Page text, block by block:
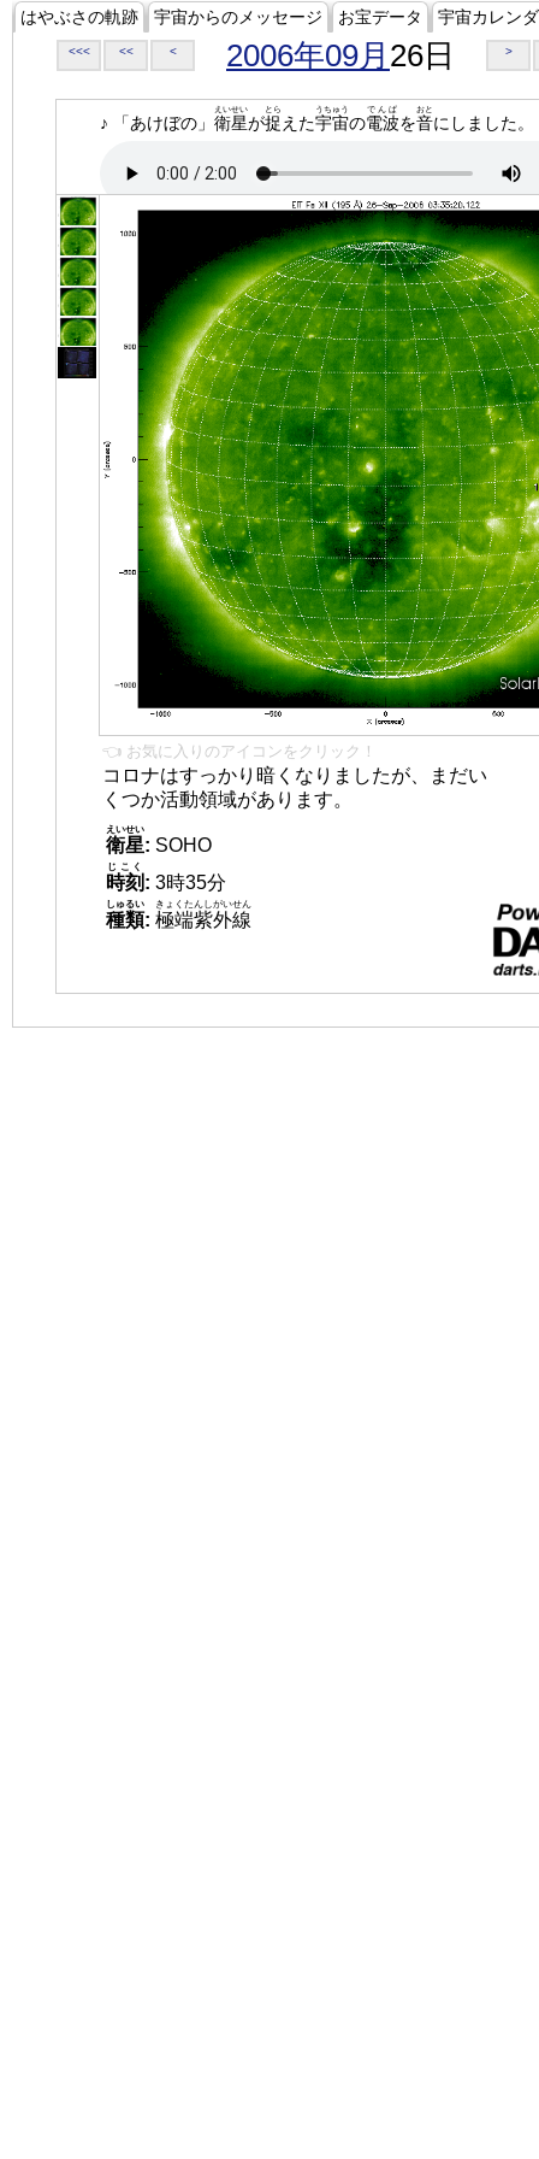
はやぶさの軌跡 宇宙からのメッセージ お宝データ 宇宙カレン
<<< << < 2006年09月 26日 >
♪ 「あけぼの」 衛星
えいせい
が捉
とら
えた宇宙
うちゅう
の電波
でんぱ
を音
おと
にしました。
👈 お気に入りのアイコンをクリック！
コロナはすっかり暗くなりましたが、まだい
くつか活動領域があります。
衛星
えいせい
: SOHO
時刻
じこく
: 3時35分
種類
しゅるい
: 極端紫外線
きょくたんしがいせん